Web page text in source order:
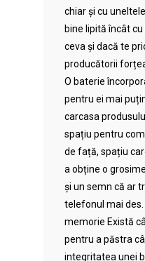
chiar și cu
bine lipită încât
ceva și dacă te
producătorii
O baterie
pentru ei mai
carcasa
spațiu pentru
de față, spațiu
a obține o
și un semn că ar
telefonul mai
memorie Există
pentru a păstra
integritatea unei